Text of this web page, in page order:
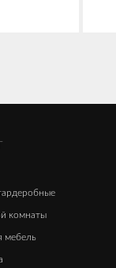
комнаты
мебель